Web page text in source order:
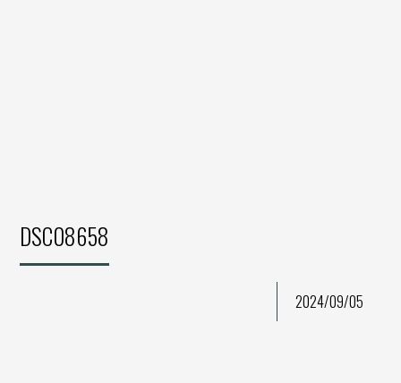
DSC08658
2024/09/05